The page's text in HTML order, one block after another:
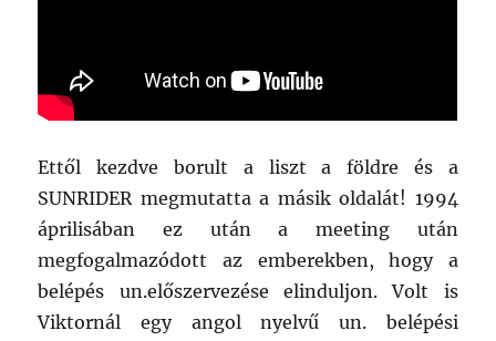
Ettől kezdve borult a liszt a földre és a
SUNRIDER megmutatta a másik oldalát! 1994
áprilisában ez után a meeting után
megfogalmazódott az emberekben, hogy a
belépés un.előszervezése elinduljon. Volt is
Viktornál egy angol nyelvű un. belépési